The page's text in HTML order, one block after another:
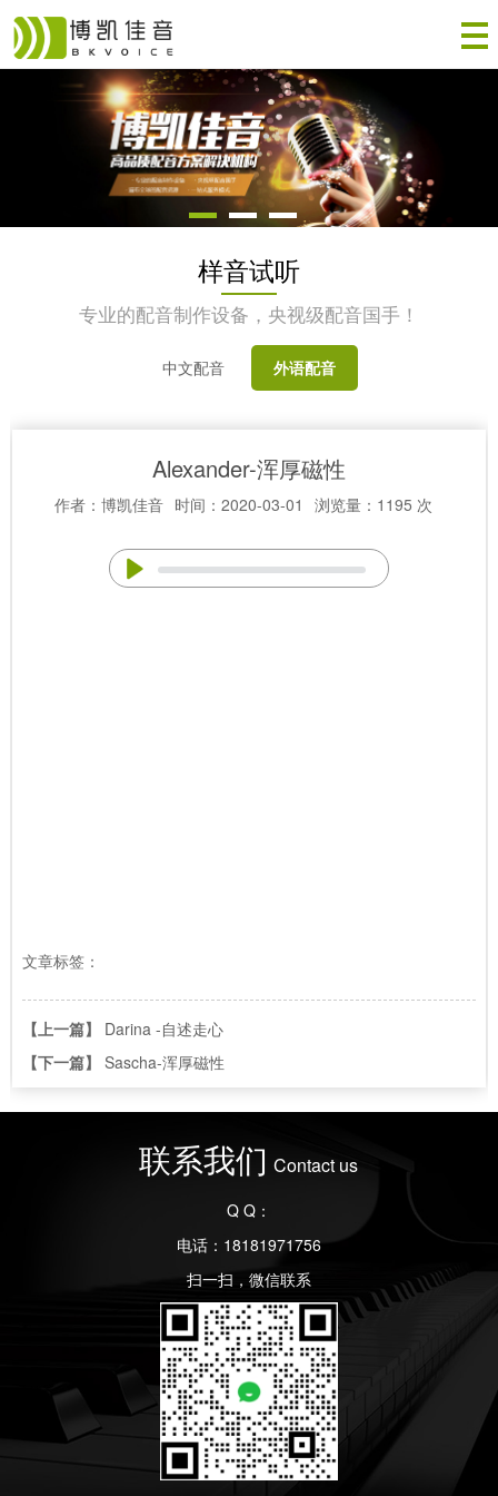
样音试听
专业的配音制作设备，央视级配音国手！
中文配音 外语配音
Alexander-浑厚磁性
作者：博凯佳音 时间：2020-03-01 浏览量：1195 次
文章标签：
【上一篇】
Darina -自述走心
【下一篇】 Sascha-浑厚磁性
联系我们 Contact us
Q Q：
电话：18181971756
扫一扫，微信联系